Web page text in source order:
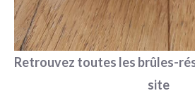
Retrouvez toutes les brûles-
site